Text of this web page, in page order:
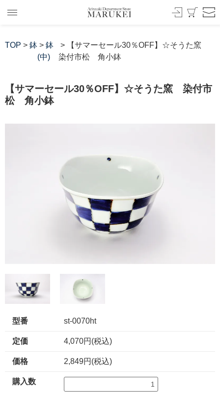
TOP > 鉢 > 鉢
(中)
> 【サマーセール30％OFF】☆そうた窯
染付市松 角小鉢
【サマーセール30％OFF】☆そうた窯 染付市
松 角小鉢
型番 st-0070ht
定価 4,070円(税込)
価格 2,849円(税込)
購入数